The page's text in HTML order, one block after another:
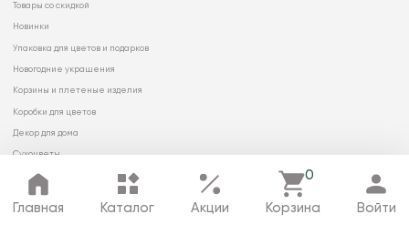
Главная Каталог Акции
0
Корзина Войти
Товары со скидкой
Новинки
Упаковка для цветов и подарков
Новогодние украшения
Корзины и плетеные изделия
Коробки для цветов
Декор для дома
Сухоцветы
© 2026 ООО «МИРРЭЙ»